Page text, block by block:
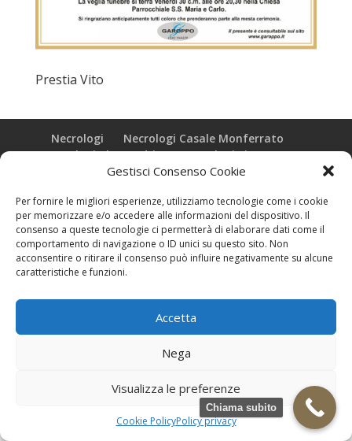
Gestisci Consenso Cookie
Per fornire le migliori esperienze, utilizziamo tecnologie come i cookie
per memorizzare e/o accedere alle informazioni del dispositivo. Il
consenso a queste tecnologie ci permetterà di elaborare dati come il
comportamento di navigazione o ID unici su questo sito. Non
acconsentire o ritirare il consenso può influire negativamente su alcune
caratteristiche e funzioni.
Accetta
Nega
Visualizza le preferenze
Cookie PolicyPolicy privacy
Prestia Vito
Necrologi
Necrologi Casale Monferrato
Necrologi Alessandria
Necrologi Piemonte
Realizzazione grafica e Copyright © zeropensieri local web -
Casale Monferrato info@zeropensieri-cloud
Chiama subito